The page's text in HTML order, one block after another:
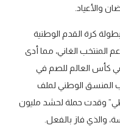
والأعياد.
كرة القدم الوطنية
المنتخب الغاني، مما أدى
كأس العالم للصم في
منصب نائب المنسق الوطني لملف
وقدت حملة لحشد مليون
والذي فاز بالفعل.